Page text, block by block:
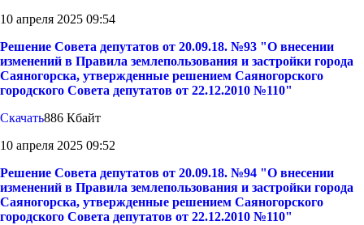
10 апреля 2025 09:54
Решение Совета депутатов от 20.09.18. №93 "О внесении
изменений в Правила землепользования и застройки города
Саяногорска, утвержденные решением Саяногорского
городского Совета депутатов от 22.12.2010 №110"
Скачать886 Кбайт
10 апреля 2025 09:52
Решение Совета депутатов от 20.09.18. №94 "О внесении
изменений в Правила землепользования и застройки города
Саяногорска, утвержденные решением Саяногорского
городского Совета депутатов от 22.12.2010 №110"